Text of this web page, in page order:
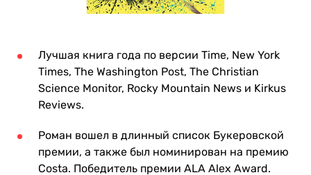
Лучшая книга года по версии Time, New York
Times, The Washington Post, The Christian
Science Monitor, Rocky Mountain News и Kirkus
Reviews.
Роман вошел в длинный список Букеровской
премии, а также был номинирован на премию
Costa. Победитель премии ALA Alex Award.